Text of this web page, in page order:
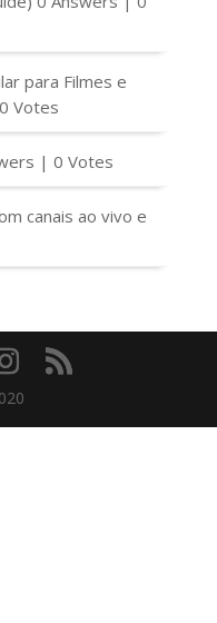
para Filmes e
0 Votes
| 0 Votes
canais ao vivo e